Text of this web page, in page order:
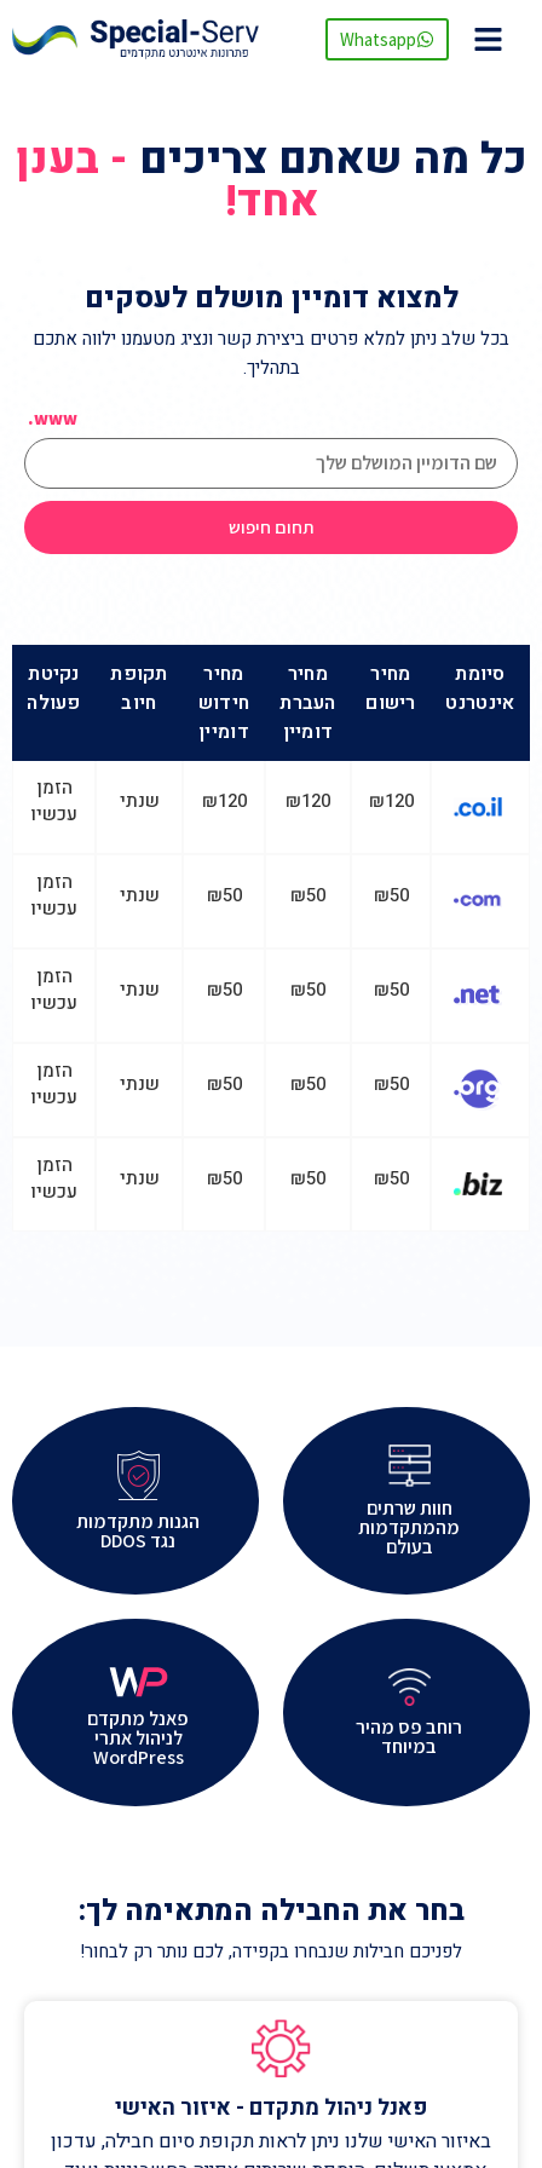
Whatsapp
כל מה שאתם צריכים - בענן
אחד!
למצוא דומיין מושלם לעסקים
בכל שלב ניתן למלא פרטים ביצירת קשר ונציג מטעמנו ילווה אתכם
בתהליך.
www.
סיומת
אינטרנט
מחיר
רישום
מחיר
העברת
דומיין
מחיר
חידוש
דומיין
תקופת
חיוב
נקיטת
פעולה
₪120
₪120
₪120 שנתי
הזמן
עכשיו
₪50
₪50
₪50 שנתי
הזמן
עכשיו
₪50
₪50
₪50 שנתי
הזמן
עכשיו
₪50
₪50
₪50 שנתי
הזמן
עכשיו
₪50
₪50
₪50 שנתי
הזמן
עכשיו
חוות שרתים
מהמתקדמות
בעולם
הגנות מתקדמות
נגד DDOS
רוחב פס מהיר
במיוחד
פאנל מתקדם
לניהול אתרי
WordPress
בחר את החבילה המתאימה לך:
לפניכם חבילות שנבחרו בקפידה, לכם נותר רק לבחור!
פאנל ניהול מתקדם - איזור האישי
באיזור האישי שלנו ניתן לראות תקופת סיום חבילה, עדכון